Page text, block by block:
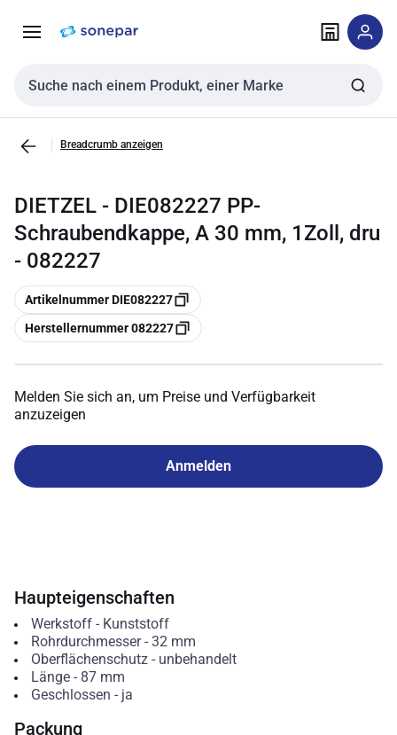
NavigationInhalt
Sucheingabe
Breadcrumb anzeigen
DIETZEL - DIE082227 PP-
Schraubendkappe, A 30 mm, 1Zoll, dru
- 082227
Kopieren
Artikelnummer DIE082227
Kopieren
Herstellernummer 082227
Melden Sie sich an, um Preise und Verfügbarkeit
anzuzeigen
Anmelden
Haupteigenschaften
Werkstoff- Kunststoff
Rohrdurchmesser- 32 mm
Oberflächenschutz- unbehandelt
Länge- 87 mm
Geschlossen - ja
Packung